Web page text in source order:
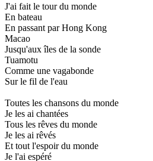
J'ai fait le tour du monde
En bateau
En passant par Hong Kong
Macao
Jusqu'aux îles de la sonde
Tuamotu
Comme une vagabonde
Sur le fil de l'eau
Toutes les chansons du monde
Je les ai chantées
Tous les rêves du monde
Je les ai rêvés
Et tout l'espoir du monde
Je l'ai espéré